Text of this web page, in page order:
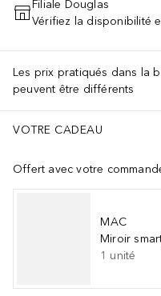
Filiale Douglas
Vérifiez la disponibilité
Les prix pratiqués dans la
peuvent être différents
VOTRE CADEAU
Offert avec votre
MAC
Miroir
1 unité